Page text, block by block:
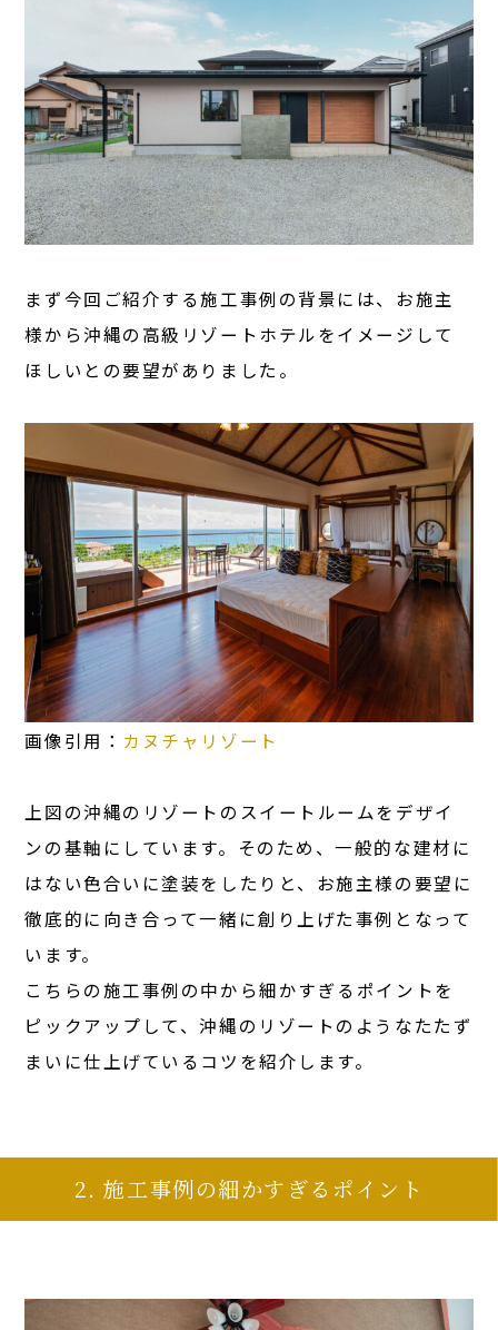
まず今回ご紹介する施工事例の背景には、お施主
様から沖縄の高級リゾートホテルをイメージして
ほしいとの要望がありました。
画像引用： カヌチャリゾート
上図の沖縄のリゾートのスイートルームをデザイ
ンの基軸にしています。そのため、一般的な建材に
はない色合いに塗装をしたりと、お施主様の要望に
徹底的に向き合って一緒に創り上げた事例となって
います。
こちらの施工事例の中から細かすぎるポイントを
ピックアップして、沖縄のリゾートのようなたたず
まいに仕上げているコツを紹介します。
2. 施工事例の細かすぎるポイント